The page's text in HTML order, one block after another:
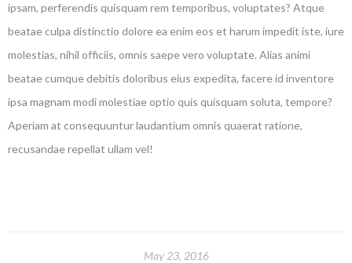
ipsam, perferendis quisquam rem temporibus, voluptates? Atque
beatae culpa distinctio dolore ea enim eos et harum impedit iste, iure
molestias, nihil officiis, omnis saepe vero voluptate. Alias animi
beatae cumque debitis doloribus eius expedita, facere id inventore
ipsa magnam modi molestiae optio quis quisquam soluta, tempore?
Aperiam at consequuntur laudantium omnis quaerat ratione,
recusandae repellat ullam vel!
May 23, 2016